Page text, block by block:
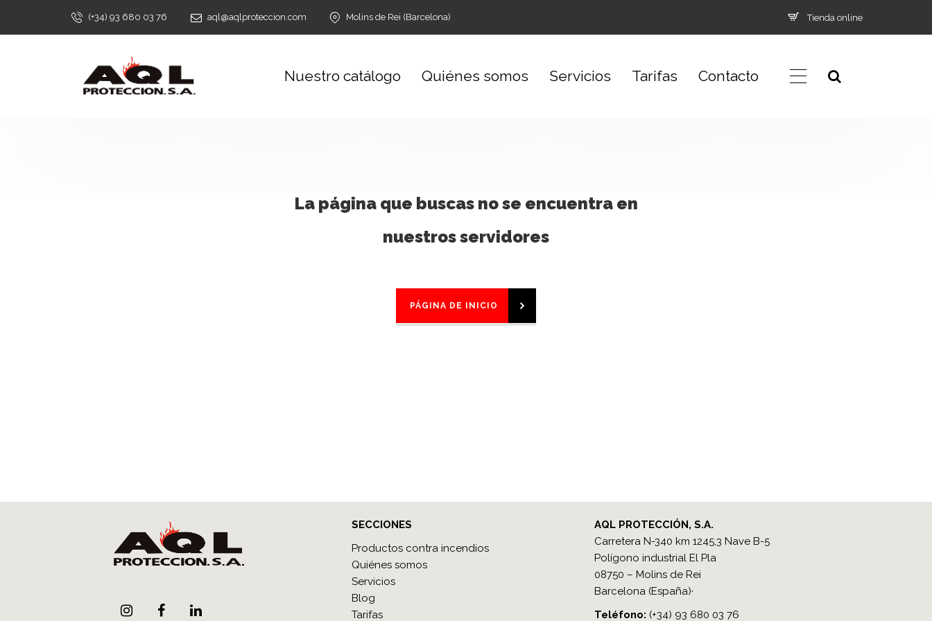
(+34) 93 680 03 76 aql@aqlproteccion.com Molins de Rei (Barcelona) Tienda online
Nuestro catálogo Quiénes somos Servicios Tarifas Contacto
La página que buscas no se encuentra en
nuestros servidores
PÁGINA DE INICIO
SECCIONES
Productos contra incendios
Quiénes somos
Servicios
Blog
Tarifas
AQL PROTECCIÓN, S.A.
Carretera N-340 km 1245,3 Nave B-5
Polígono industrial El Pla
08750 – Molins de Rei
Barcelona (España)·
Teléfono​: (+34) 93 680 03 76